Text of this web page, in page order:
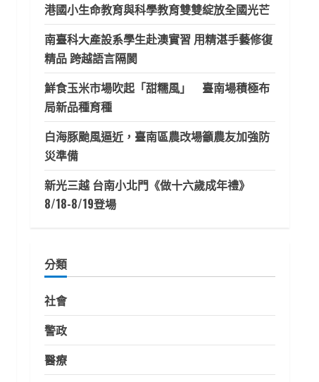
港國小生命教育與科學教育雙雙綻放全國光芒
南臺科大產設系學生赴澳實習 用精湛手藝修復
精品 跨越語言隔閡
鮮食玉米市場吹起「甜糯風」 臺南場積極布
局新品種育種
白海豚颱風逼近，臺南區農改場籲農友加強防
災準備
新光三越 台南小北門《做十六歲成年禮》
8/18-8/19登場
分類
社會
警政
醫療